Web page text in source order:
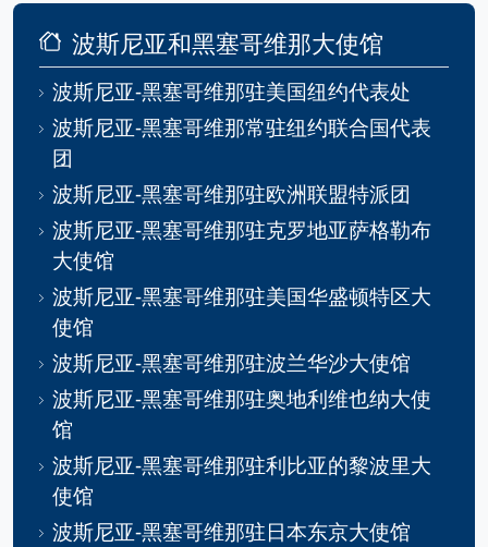
波斯尼亚和黑塞哥维那大使馆
波斯尼亚-黑塞哥维那驻美国纽约代表处
波斯尼亚-黑塞哥维那常驻纽约联合国代表
团
波斯尼亚-黑塞哥维那驻欧洲联盟特派团
波斯尼亚-黑塞哥维那驻克罗地亚萨格勒布
大使馆
波斯尼亚-黑塞哥维那驻美国华盛顿特区大
使馆
波斯尼亚-黑塞哥维那驻波兰华沙大使馆
波斯尼亚-黑塞哥维那驻奥地利维也纳大使
馆
波斯尼亚-黑塞哥维那驻利比亚的黎波里大
使馆
波斯尼亚-黑塞哥维那驻日本东京大使馆